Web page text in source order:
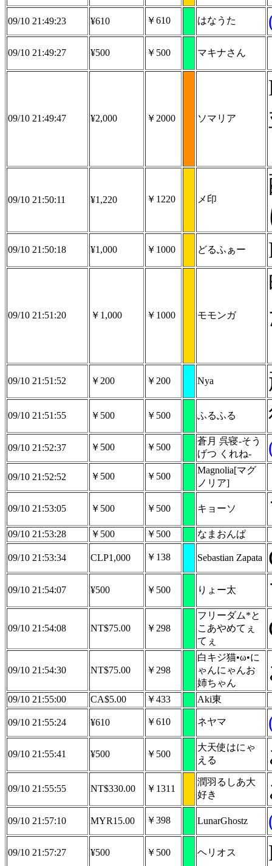
09/10 21:49:23 ¥610 ￥610 はなうた
09/10 21:49:27 ¥500 ￥500 マキナさん
09/10 21:49:47 ¥2,000 ￥2000 ソマリア
09/10 21:50:11 ¥1,220 ￥1220 メ印
09/10 21:50:18 ¥1,000 ￥1000 どるふぁー
09/10 21:51:20 ￥1,000 ￥1000 モモンガ
09/10 21:51:52 ￥200 ￥200 Nya
09/10 21:51:55 ￥500 ￥500 ふるふる
09/10 21:52:37 ￥500 ￥500
蒼月 呉寝-そう
げつ くれね-
09/10 21:52:52 ￥500 ￥500
Magnolia[マグ
ノリア]
09/10 21:53:05 ￥500 ￥500 キョーソ
09/10 21:53:28 ￥500 ￥500 なまおんぱ
09/10 21:53:34 CLP1,000 ￥138 Sebastian Zapata
09/10 21:54:07 ¥500 ￥500 りょー太
09/10 21:54:08 NT$75.00 ￥298
フリーダム*と
こあやめてぇ
てぇ
09/10 21:54:30 NT$75.00 ￥298
白キジ猫•ω•に
ゃんにゃんお
姉ちゃん
09/10 21:55:00 CA$5.00 ￥433 Aki東
09/10 21:55:24 ¥610 ￥610 ネヤマ
09/10 21:55:41 ¥500 ￥500
大天使はにゃ
える
09/10 21:55:55 NT$330.00 ￥1311
潤羽るしあ大
好き
09/10 21:57:10 MYR15.00 ￥398 LunarGhostz
09/10 21:57:27 ¥500 ￥500 ヘリオス